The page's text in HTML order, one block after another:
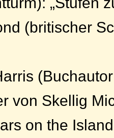
(britischer
von Skellig
on the